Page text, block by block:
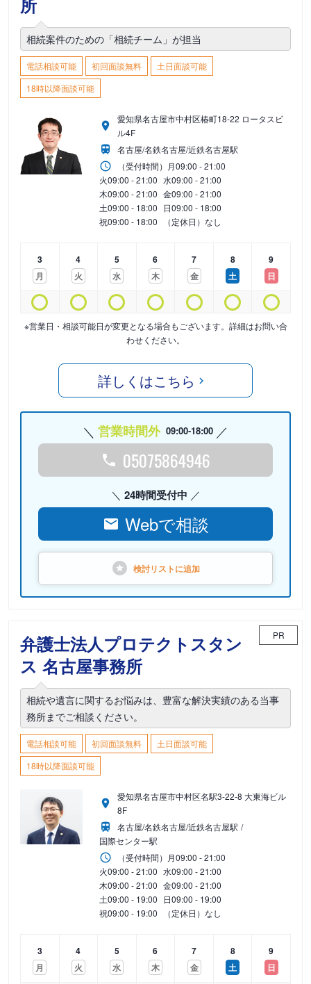
所
相続案件のための「相続チーム」が担当
電話相談可能 初回面談無料
土日面談可能
18時以降面談可能
愛知県名古屋市中村区椿町18-22 ロータスビ
ル4F
名古屋/名鉄名古屋/近鉄名古屋駅
（受付時間） 月09:00 - 21:00
火09:00 - 21:00 水09:00 - 21:00
木09:00 - 21:00 金09:00 - 21:00
土09:00 - 18:00 日09:00 - 18:00
祝09:00 - 18:00 （定休日）なし
3
月
4
火
5
水
6
木
7
金
8
土
9
日
※営業日・相談可能日が変更となる場合もございます。詳細はお問い合
わせください。
詳しくはこちら
営業時間外 09:00-18:00
05075864946
24時間受付中
Webで相談
検討リストに追加
弁護士法人プロテクトスタン
ス 名古屋事務所
PR
相続や遺言に関するお悩みは、豊富な解決実績のある当事
務所までご相談ください。
電話相談可能 初回面談無料
土日面談可能
18時以降面談可能
愛知県名古屋市中村区名駅3-22-8 大東海ビル
8F
名古屋/名鉄名古屋/近鉄名古屋駅
国際センター駅
（受付時間） 月09:00 - 21:00
火09:00 - 21:00 水09:00 - 21:00
木09:00 - 21:00 金09:00 - 21:00
土09:00 - 19:00 日09:00 - 19:00
祝09:00 - 19:00 （定休日）なし
3
月
4
火
5
水
6
木
7
金
8
土
9
日